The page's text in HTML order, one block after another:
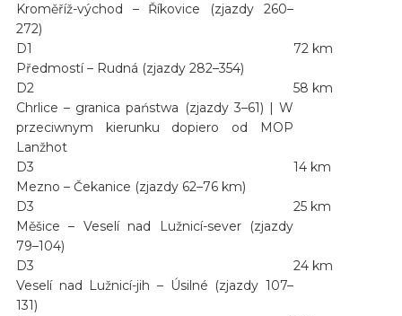
Kroměříž-východ – Říkovice (zjazdy 260–
272)
D1
Předmostí – Rudná (zjazdy 282–354)
72 km
D2
Chrlice – granica państwa (zjazdy 3–61) | W
przeciwnym kierunku dopiero od MOP
Lanžhot
58 km
D3
Mezno – Čekanice (zjazdy 62–76 km)
14 km
D3
Měšice – Veselí nad Lužnicí-sever (zjazdy
79–104)
25 km
D3
Veselí nad Lužnicí-jih – Úsilné (zjazdy 107–
131)
24 km